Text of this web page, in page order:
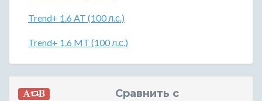
Trend+ 1.6 AT (100 л.с.)
Trend+ 1.6 MT (100 л.с.)
Сравнить с